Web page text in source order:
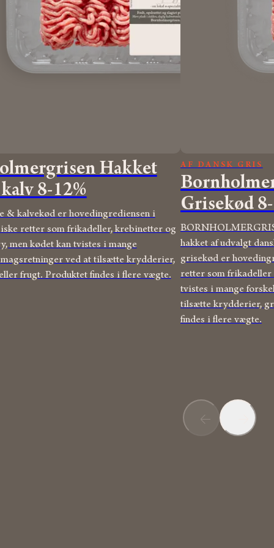
Hakket
8-12%
& kalvekød er hovedingrediensen i
retter som frikadeller, krebinetter og
men kødet kan tvistes i mange
ved at tilsætte krydderier,
frugt. Produktet findes i flere vægte.
AF DANSK GRIS
Grisekød
hakket af udvalgt
grisekød er
retter som frikadeller
tvistes i mange
tilsætte krydderier,
findes i flere vægte.